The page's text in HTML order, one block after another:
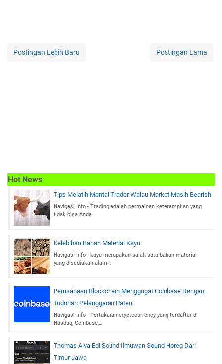
Postingan Lebih Baru Postingan Lama
Hot News
Tips Melatih Mental Trader Walau Market Masih Bearish
Navigasi Info - Trading adalah permainan keterampilan yang
tidak bisa Anda…
Kelebihan Bahan Material Kayu
Navigasi Info - kayu merupakan salah satu bahan material
yang disediakan alam…
Perusahaan Blockchain Menggugat Coinbase Dengan
Tuduhan Pelanggaran Paten
Navigasi Info - Pertukaran cryptocurrency yang terdaftar di
Nasdaq, Coinbase,…
Thomas Alva Edi Sound Ilmuwan Sound Horeg Dari
Timur Jawa